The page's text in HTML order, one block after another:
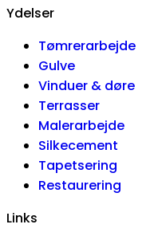
Ydelser
Tømrerarbejde
Gulve
Vinduer & døre
Terrasser
Malerarbejde
Silkecement
Tapetsering
Restaurering
Links